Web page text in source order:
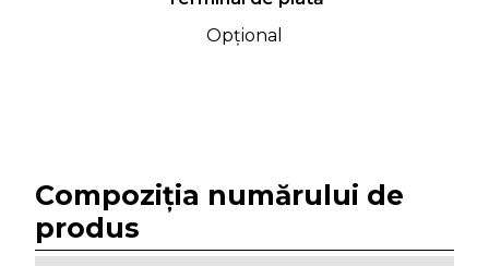
Opțional
Compoziția numărului de
produs